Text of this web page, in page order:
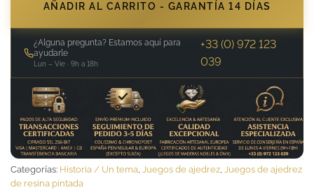
AÑADIR AL CARRITO - GARANTÍA 14 DÍAS
¿Alguna pregunta? Estamos aquí para
ayudarle
Lun – Vie · 9h a 18h
+33 (0) 972 123
039
Categorías: Historia / Un tema, Juegos de ajedrez, Juegos de ajedrez
de resina pintada